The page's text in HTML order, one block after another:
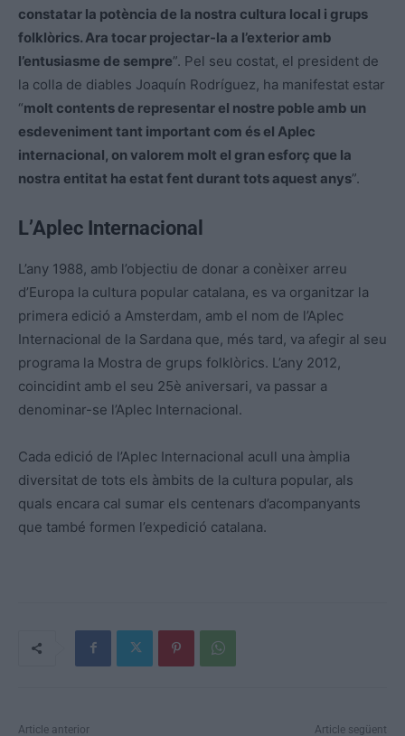
constatar la potència de la nostra cultura local i grups
folklòrics. Ara tocar projectar-la a l’exterior amb
l’entusiasme de sempre”. Pel seu costat, el president de
la colla de diables Joaquín Rodríguez, ha manifestat estar
“molt contents de representar el nostre poble amb un
esdeveniment tant important com és el Aplec
internacional, on valorem molt el gran esforç que la
nostra entitat ha estat fent durant tots aquest anys”.
L’Aplec Internacional
L’any 1988, amb l’objectiu de donar a conèixer arreu
d’Europa la cultura popular catalana, es va organitzar la
primera edició a Amsterdam, amb el nom de l’Aplec
Internacional de la Sardana que, més tard, va afegir al seu
programa la Mostra de grups folklòrics. L’any 2012,
coincidint amb el seu 25è aniversari, va passar a
denominar-se l’Aplec Internacional.
Cada edició de l’Aplec Internacional acull una àmplia
diversitat de tots els àmbits de la cultura popular, als
quals encara cal sumar els centenars d’acompanyants
que també formen l’expedició catalana.
Article anterior Article següent